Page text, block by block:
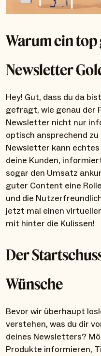
Warum ein
Newsletter
Hey! Gut, dass du da
gefragt, wie genau der
Newsletter nicht nur
optisch ansprechend
Newsletter kann
deine Kunden,
sogar den Umsatz
guter Content eine
und die
jetzt mal einen
mit hinter die Kulissen!
Der
Wünsche
Bevor wir überhaupt
verstehen, was du dir
deines Newsletters?
Produkte informieren,